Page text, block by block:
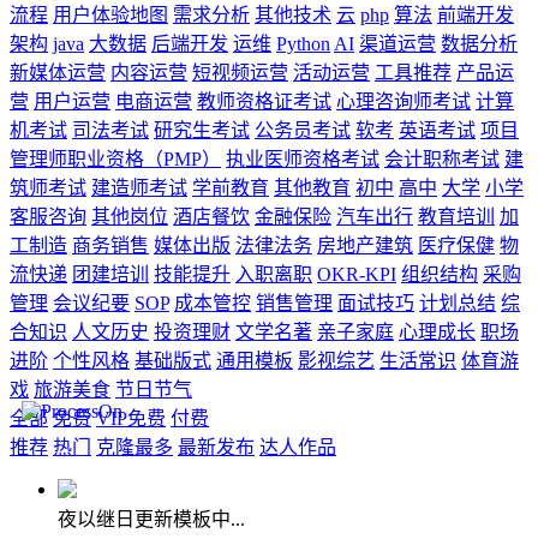
流程 用户体验地图 需求分析 其他技术 云 php 算法 前端开发
架构 java 大数据 后端开发 运维 Python AI 渠道运营 数据分析
新媒体运营 内容运营 短视频运营 活动运营 工具推荐 产品运
营 用户运营 电商运营 教师资格证考试 心理咨询师考试 计算
机考试 司法考试 研究生考试 公务员考试 软考 英语考试 项目
管理师职业资格（PMP）
执业医师资格考试 会计职称考试 建
筑师考试 建造师考试 学前教育 其他教育 初中 高中 大学 小学
客服咨询 其他岗位 酒店餐饮 金融保险 汽车出行 教育培训
加
工制造 商务销售 媒体出版 法律法务 房地产建筑 医疗保健 物
流快递 团建培训 技能提升 入职离职 OKR-KPI 组织结构 采购
管理 会议纪要 SOP 成本管控 销售管理 面试技巧 计划总结 综
合知识 人文历史 投资理财 文学名著 亲子家庭 心理成长 职场
进阶 个性风格 基础版式 通用模板 影视综艺 生活常识 体育游
戏 旅游美食 节日节气
全部 免费 VIP免费 付费
推荐 热门 克隆最多 最新发布 达人作品
夜以继日更新模板中...